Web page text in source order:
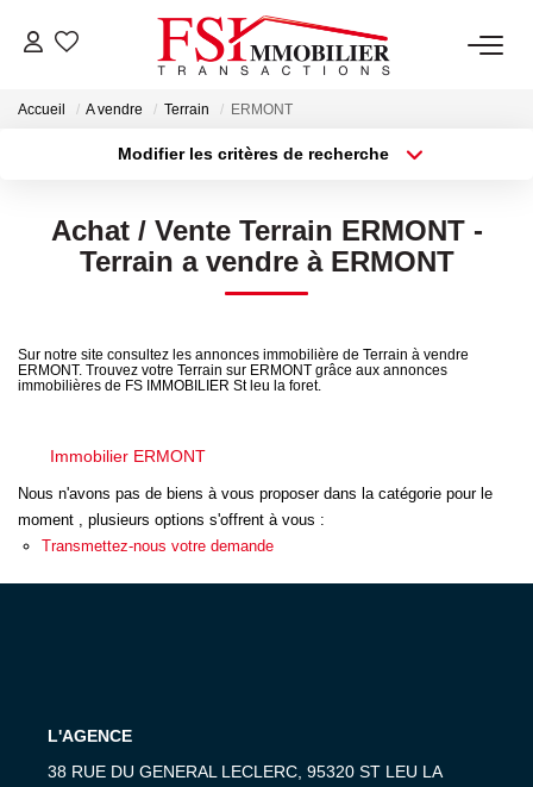
NOTRE AGENCE
VENTES
GESTION
NOS SERVICES
ESTIMATION
Accueil A vendre Terrain ERMONT
Modifier les critères de recherche
Type de bien
Budget max Plus de critères
Achat / Vente Terrain ERMONT -
Terrain a vendre à ERMONT
Sur notre site consultez les annonces immobilière de Terrain à vendre
ERMONT. Trouvez votre Terrain sur ERMONT grâce aux annonces
immobilières de FS IMMOBILIER St leu la foret.
Immobilier ERMONT
Nous n'avons pas de biens à vous proposer dans la catégorie pour le
moment , plusieurs options s'offrent à vous :
Transmettez-nous votre demande
L'AGENCE
38 RUE DU GENERAL LECLERC, 95320 ST LEU LA